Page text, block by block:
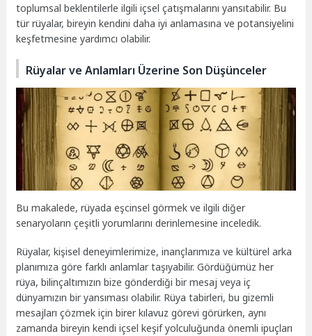
toplumsal beklentilerle ilgili içsel çatışmalarını yansıtabilir. Bu
tür rüyalar, bireyin kendini daha iyi anlamasına ve potansiyelini
keşfetmesine yardımcı olabilir.
Rüyalar ve Anlamları Üzerine Son Düşünceler
Bu makalede, rüyada eşcinsel görmek ve ilgili diğer
senaryoların çeşitli yorumlarını derinlemesine inceledik.
Rüyalar, kişisel deneyimlerimize, inançlarımıza ve kültürel arka
planımıza göre farklı anlamlar taşıyabilir. Gördüğümüz her
rüya, bilinçaltımızın bize gönderdiği bir mesaj veya iç
dünyamızın bir yansıması olabilir. Rüya tabirleri, bu gizemli
mesajları çözmek için birer kılavuz görevi görürken, aynı
zamanda bireyin kendi içsel keşif yolculuğunda önemli ipuçları